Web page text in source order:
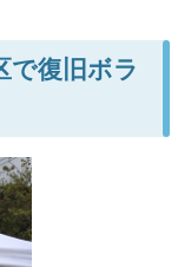
で復旧ボラ